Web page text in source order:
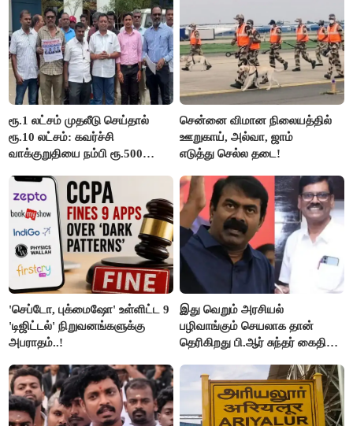
ரூ.1 லட்சம் முதலீடு செய்தால்
ரூ.10 லட்சம்: கவர்ச்சி
வாக்குறுதியை நம்பி ரூ.500
மக்கள்!
சென்னை விமான நிலையத்தில்
ஊறுகாய், அல்வா, ஜாம்
எடுத்து செல்ல தடை!
'செப்டோ, புக்மைஷோ' உள்ளிட்ட 9
'டிஜிட்டல்' நிறுவனங்களுக்கு
அபராதம்..!
இது வெறும் அரசியல்
பழிவாங்கும் செயலாக தான்
தெரிகிறது பி.ஆர் சுந்தர் கைதிற்கு